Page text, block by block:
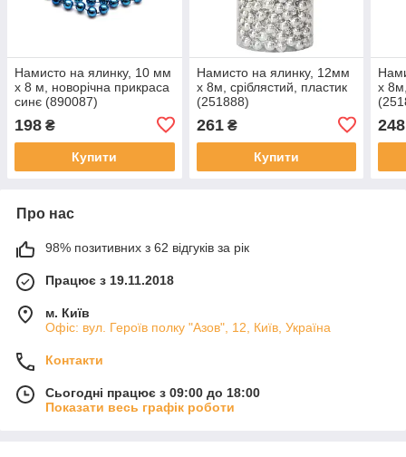
Намисто на ялинку, 10 мм
х 8 м, новорічна прикраса
синє (890087)
198 ₴
Купити
Намисто на ялинку, 12мм
х 8м, сріблястий, пластик
(251888)
261₴
Купити
х
248
Про нас
98% позитивних з 62 відгуків за рік
Працює з 19.11.2018
м. Київ
Офіс: вул. Героїв полку "Азов", 12, Київ, Україна
Контакти
Сьогодні працює з 09:00 до 18:00
Показати весь графік роботи